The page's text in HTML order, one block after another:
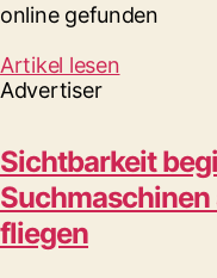
online gefunden
Artikel lesen
Advertiser
Sichtbarkeit
fliegen